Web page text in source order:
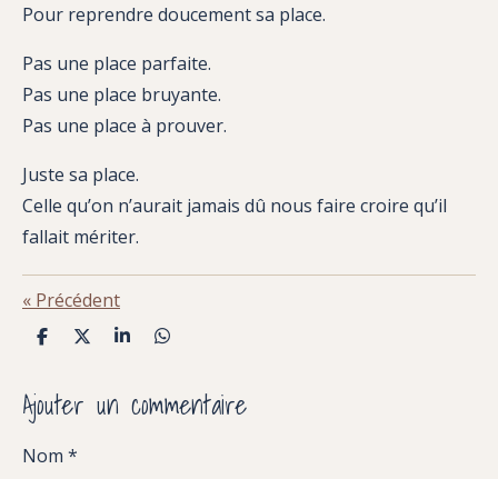
Pour reprendre doucement sa place.
Pas une place parfaite.
Pas une place bruyante.
Pas une place à prouver.
Juste sa place.
Celle qu’on n’aurait jamais dû nous faire croire qu’il
fallait mériter.
« Précédent
P
t
a
e
r
P
t
P
P
t
a
Ajouter un commentaire
Nom *